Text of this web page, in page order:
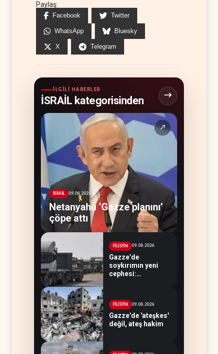
Paylaş:
Facebook Twitter
WhatsApp Bluesky
X Telegram
İLGILI HABERLER
İSRAİL kategorisinden
↗
İSRAİL 09.08.2026
Netanyahu ‘Gazze planını’
çöpe attı
FİLİSTİN 09.08.2026
Gazze’de
soykırımın yeni
cephesi:
hedefte
FİLİSTİN 09.08.2026
Gazze’de 'ateşkes'
değil, ateş hakim